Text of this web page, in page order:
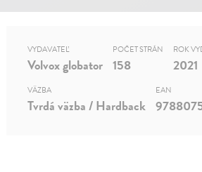
VYDAVATEĽ
Volvox globator
POČET STRÁN
158
ROK
2021
VÄZBA
Tvrdá väzba / Hardback
EAN